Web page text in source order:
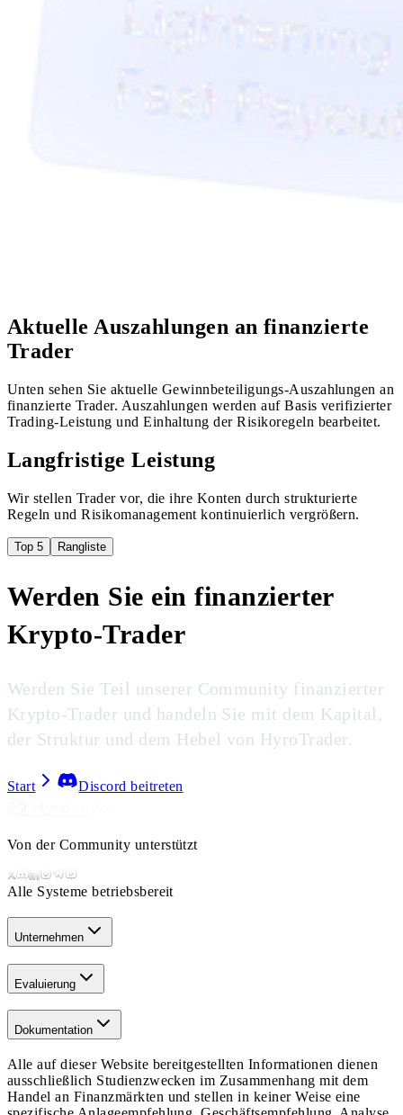
Aktuelle Auszahlungen an finanzierte
Trader
Unten sehen Sie aktuelle Gewinnbeteiligungs-Auszahlungen an
finanzierte Trader. Auszahlungen werden auf Basis verifizierter
Trading-Leistung und Einhaltung der Risikoregeln bearbeitet.
Langfristige Leistung
Wir stellen Trader vor, die ihre Konten durch strukturierte
Regeln und Risikomanagement kontinuierlich vergrößern.
Top 5 Rangliste
Werden Sie ein finanzierter
Krypto-Trader
Werden Sie Teil unserer Community finanzierter
Krypto-Trader und handeln Sie mit dem Kapital,
der Struktur und dem Hebel von HyroTrader.
Start Discord beitreten
Von der Community unterstützt
Alle Systeme betriebsbereit
Unternehmen
Evaluierung
Dokumentation
Alle auf dieser Website bereitgestellten Informationen dienen
ausschließlich Studienzwecken im Zusammenhang mit dem
Handel an Finanzmärkten und stellen in keiner Weise eine